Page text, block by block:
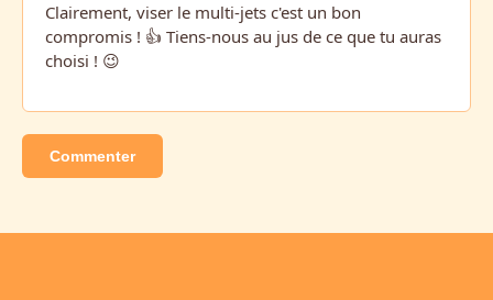
Clairement, viser le multi-jets c'est un bon
compromis ! 👍 Tiens-nous au jus de ce que tu auras
choisi ! 😉
Commenter